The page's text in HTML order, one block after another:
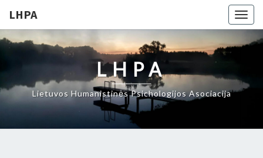
LHPA
LHPA
Lietuvos Humanistinės Psichologijos Asociacija